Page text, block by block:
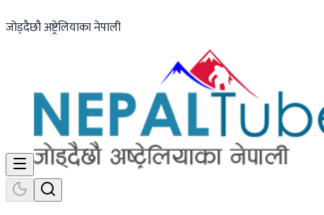
जोड्दैछौ अष्ट्रेलियाका नेपाली